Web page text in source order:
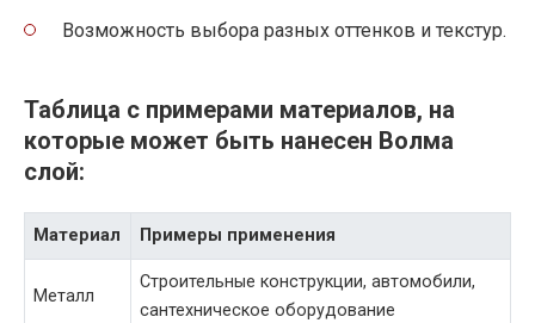
Возможность выбора разных оттенков и текстур.
Таблица с примерами материалов, на
которые может быть нанесен Волма
слой:
Материал Примеры применения
Металл
Строительные конструкции, автомобили,
сантехническое оборудование